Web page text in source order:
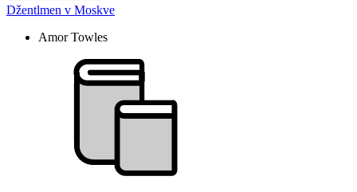
Džentlmen v Moskve
Amor Towles